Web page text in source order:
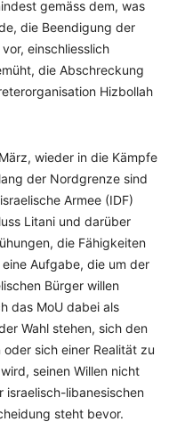
gemäss dem, was
die Beendigung der
einschliesslich
die Abschreckung
Hizbollah
wieder in die Kämpfe
der Nordgrenze sind
Armee (IDF)
Litani und darüber
die Fähigkeiten
Aufgabe, die um der
Bürger willen
das MoU dabei als
Wahl stehen, sich den
sich einer Realität zu
seinen Willen nicht
israelisch-libanesischen
steht bevor.